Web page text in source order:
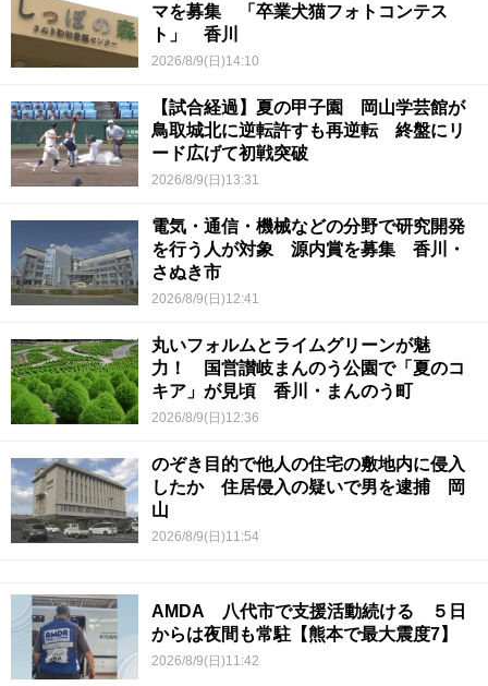
マを募集 「卒業犬猫フォトコンテス
ト」 香川
2026/8/9(日)14:10
【試合経過】夏の甲子園 岡山学芸館が
鳥取城北に逆転許すも再逆転 終盤にリ
ード広げて初戦突破
2026/8/9(日)13:31
電気・通信・機械などの分野で研究開発
を行う人が対象 源内賞を募集 香川・
さぬき市
2026/8/9(日)12:41
丸いフォルムとライムグリーンが魅
力！ 国営讃岐まんのう公園で「夏のコ
キア」が見頃 香川・まんのう町
2026/8/9(日)12:36
のぞき目的で他人の住宅の敷地内に侵入
したか 住居侵入の疑いで男を逮捕 岡
山
2026/8/9(日)11:54
AMDA 八代市で支援活動続ける ５日
からは夜間も常駐【熊本で最大震度7】
2026/8/9(日)11:42